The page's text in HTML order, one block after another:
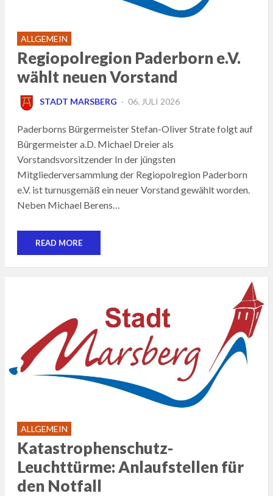
ALLGEMEIN
Regiopolregion Paderborn e.V.
wählt neuen Vorstand
STADT MARSBERG
POSTED
06. JULI 2026
Paderborns Bürgermeister Stefan-Oliver Strate folgt auf
Bürgermeister a.D. Michael Dreier als
Vorstandsvorsitzender In der jüngsten
Mitgliederversammlung der Regiopolregion Paderborn
e.V. ist turnusgemäß ein neuer Vorstand gewählt worden.
Neben Michael Berens…
READ MORE
ALLGEMEIN
Katastrophenschutz-
Leuchttürme: Anlaufstellen für
den Notfall